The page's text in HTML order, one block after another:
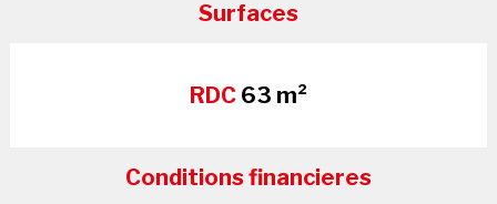
Surfaces
RDC 63 m²
Conditions financieres